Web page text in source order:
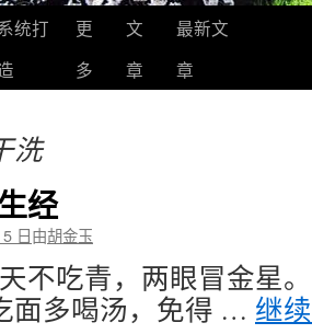
统打
更
多
文
章
最新文
章
洗
经
日由胡金玉
不吃青，两眼冒金星
面多喝汤，免得 … 继